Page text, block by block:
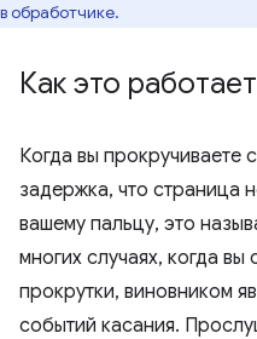
в обработчике.
Как это работает
Когда вы прокручиваете
задержка, что страница
вашему пальцу, это
многих случаях, когда вы
прокрутки, виновником
событий касания.